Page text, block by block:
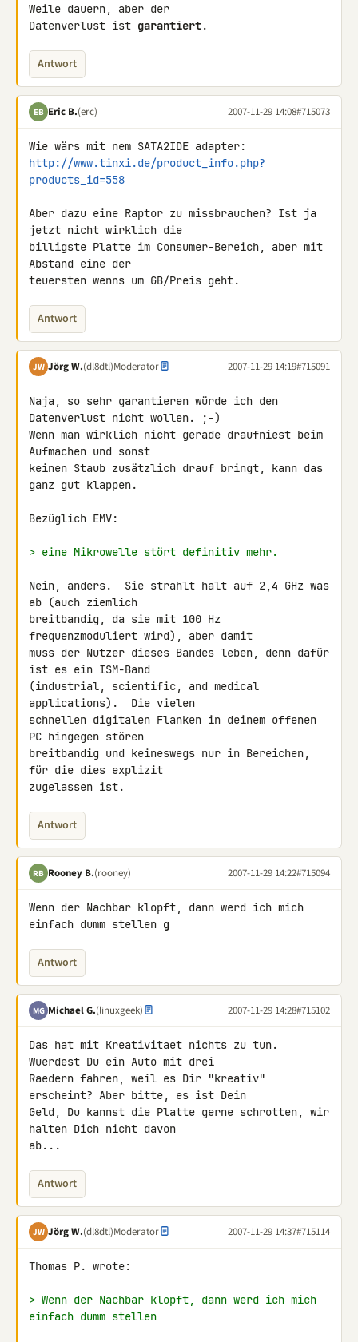
Weile dauern, aber der
Datenverlust ist garantiert.
Antwort
EB Eric B.(erc) 2007-11-29 14:08#715073
http://www.tinxi.de/product_info.php?
products_id=558
Aber dazu eine Raptor zu missbrauchen? Ist ja
jetzt nicht wirklich die
billigste Platte im Consumer-Bereich, aber mit
Abstand eine der
teuersten wenns um GB/Preis geht.
Antwort
JW Jörg W.(dl8dtl)Moderator 2007-11-29 14:19#715091
Naja, so sehr garantieren würde ich den
Datenverlust nicht wollen. ;-)
Wenn man wirklich nicht gerade draufniest beim
Aufmachen und sonst
keinen Staub zusätzlich drauf bringt, kann das
ganz gut klappen.
Bezüglich EMV:
> eine Mikrowelle stört definitiv mehr.
Nein, anders.  Sie strahlt halt auf 2,4 GHz was
ab (auch ziemlich
breitbandig, da sie mit 100 Hz
frequenzmoduliert wird), aber damit
muss der Nutzer dieses Bandes leben, denn dafür
ist es ein ISM-Band
(industrial, scientific, and medical
applications).  Die vielen
schnellen digitalen Flanken in deinem offenen
PC hingegen stören
breitbandig und keineswegs nur in Bereichen,
für die dies explizit
zugelassen ist.
Antwort
RB Rooney B.(rooney) 2007-11-29 14:22#715094
Wenn der Nachbar klopft, dann werd ich mich
einfach dumm stellen g
Antwort
MG Michael G.(linuxgeek) 2007-11-29 14:28#715102
Das hat mit Kreativitaet nichts zu tun.
Wuerdest Du ein Auto mit drei
Raedern fahren, weil es Dir "kreativ"
erscheint? Aber bitte, es ist Dein
Geld, Du kannst die Platte gerne schrotten, wir
halten Dich nicht davon
ab...
Antwort
JW Jörg W.(dl8dtl)Moderator 2007-11-29 14:37#715114
Thomas P. wrote:
> Wenn der Nachbar klopft, dann werd ich mich
einfach dumm stellen